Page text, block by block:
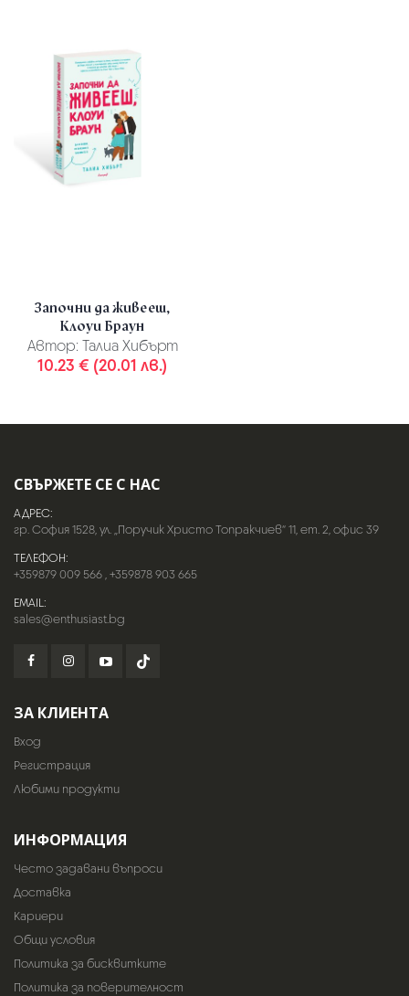
Започни да живееш,
Клоуи Браун
Автор: Талиа Хибърт
10.23 € (20.01 лв.)
СВЪРЖЕТЕ СЕ С НАС
АДРЕС:
гр. София 1528, ул. „Поручик Христо Топракчиев“ 11, ет. 2, офис 39
ТЕЛЕФОН:
+359879 009 566,+359878 903 665
EMAIL:
sales@enthusiast.bg
ЗА КЛИЕНТА
Вход
Регистрация
Любими продукти
ИНФОРМАЦИЯ
Често задавани въпроси
Доставка
Кариери
Общи условия
Политика за бисквитките
Политика за поверителност